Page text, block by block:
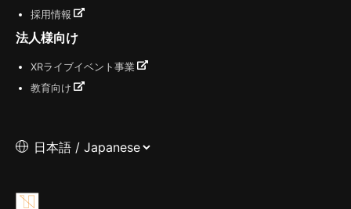
採用情報
法人様向け
XRライブイベント事業
教育向け